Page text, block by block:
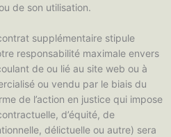
de son utilisation.
supplémentaire stipule
responsabilité maximale envers
de ou lié au site web ou à
ou vendu par le biais du
de l’action en justice qui impose
d’équité, de
délictuelle ou autre) sera